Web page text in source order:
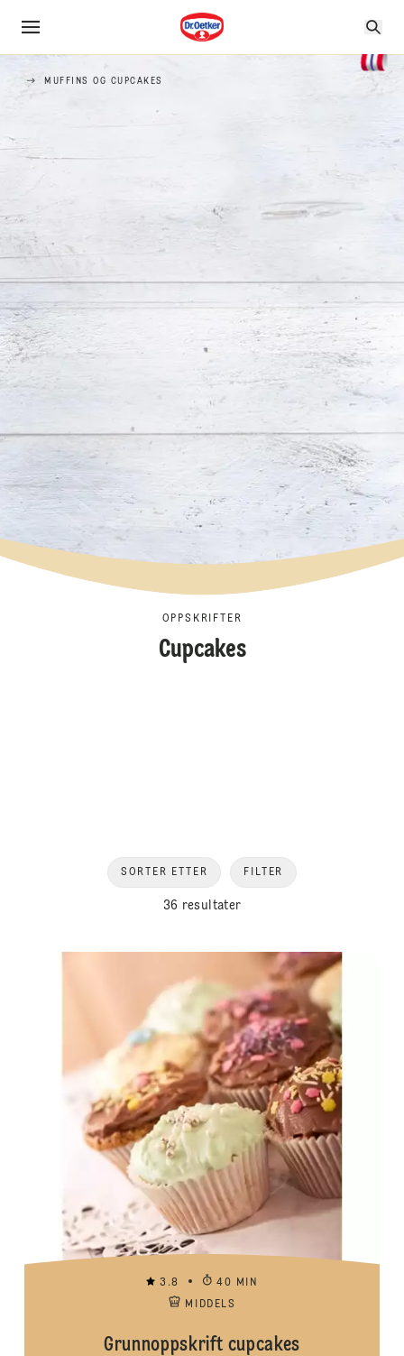
MUFFINS OG CUPCAKES
OPPSKRIFTER
Cupcakes
36 resultater
SORTER ETTER FILTER
3.8
40 MIN
MIDDELS
Grunnoppskrift cupcakes